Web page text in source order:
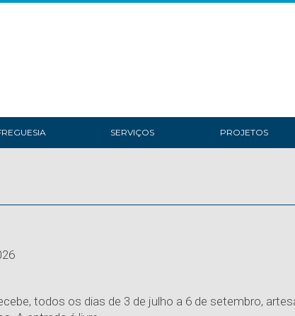
SERVIÇOS PROJETOS
todos os dias de 3 de julho a 6 de setembro,